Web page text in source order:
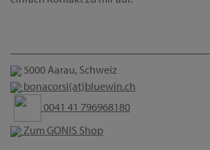
5000 Aarau, Schweiz
bonacorsi(at)bluewin.ch
0041 41 796968180
Zum GONIS Shop